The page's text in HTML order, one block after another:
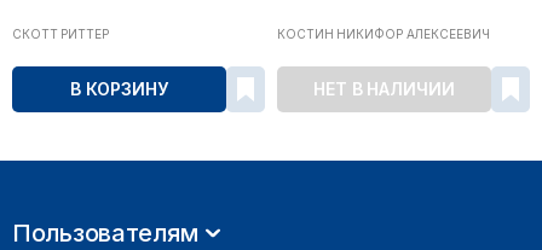
СКОТТ РИТТЕР
В КОРЗИНУ
КОСТИН НИКИФОР АЛЕКСЕЕВИЧ
НЕТ В НАЛИЧИИ
Пользователям